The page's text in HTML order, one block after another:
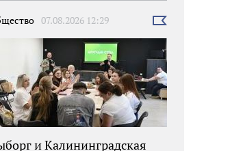
07.08.2026 12:29
Выбрать
и Калининградская